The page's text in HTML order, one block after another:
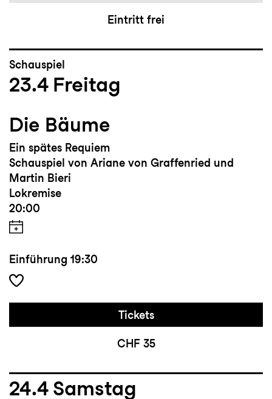
Eintritt frei
Schauspiel
23.4 Freitag
Die Bäume
Ein spätes Requiem
Schauspiel von Ariane von Graffenried und
Martin Bieri
Lokremise
20:00
Einführung 19:30
Tickets
CHF 35
24.4 Samstag